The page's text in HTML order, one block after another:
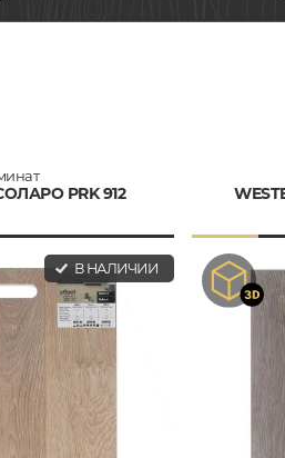
PRK 912
В НАЛИЧИИ